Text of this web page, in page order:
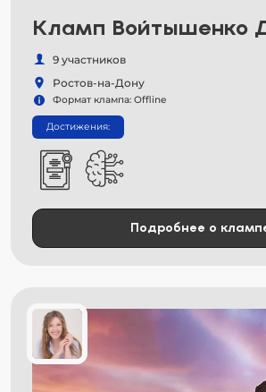
Кламп Войтышенко
9 участников
Ростов-на-Дону
Формат клампа: Offline
Достижения:
Подробнее о